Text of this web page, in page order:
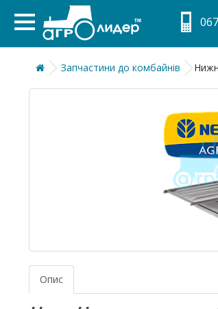
Запчастини до комбайнів
Опис